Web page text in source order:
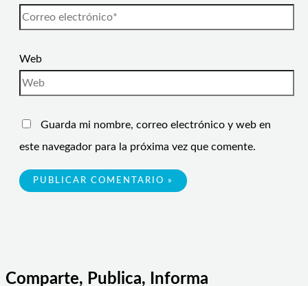
Web
Guarda mi nombre, correo electrónico y web en
este navegador para la próxima vez que comente.
Comparte, Publica, Informa